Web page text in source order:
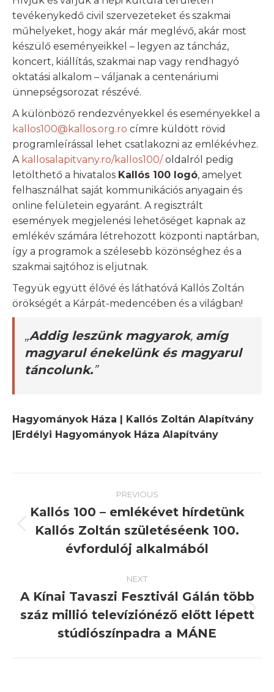
tevékenykedő civil szervezeteket és szakmai
műhelyeket, hogy akár már meglévő, akár most
készülő eseményeikkel – legyen az táncház,
koncert, kiállítás, szakmai nap vagy rendhagyó
oktatási alkalom – váljanak a centenáriumi
ünnepségsorozat részévé.
A különböző rendezvényekkel és eseményekkel a
kallos100@kallos.org.ro címre küldött rövid
programleírással lehet csatlakozni az emlékévhez.
Akallosalapitvany.ro/kallos100/oldalról pedig
letölthető a hivatalos Kallós 100 logó, amelyet
felhasználhat saját kommunikációs anyagain és
online felületein egyaránt. A regisztrált
események megjelenési lehetőséget kapnak az
emlékév számára létrehozott központi naptárban,
így a programok a szélesebb közönséghez és a
szakmai sajtóhoz is eljutnak.
Tegyük együtt élővé és láthatóvá Kallós Zoltán
örökségét a Kárpát-medencében és a világban!
„Addig leszünk magyarok, amíg
magyarul énekelünk és magyarul
táncolunk.”
Hagyományok Háza | Kallós Zoltán Alapítvány
|Erdélyi Hagyományok Háza Alapítvány
navigation
PREVIOUS
Previous
post:
Kallós 100 – emlékévet hírdetünk
Kallós Zoltán születéséenk 100.
évfordulój alkalmából
NEXT
Next
post:
A Kínai Tavaszi Fesztivál Gálán több
száz millió televíziónéző előtt lépett
stúdiószínpadra a MÁNE